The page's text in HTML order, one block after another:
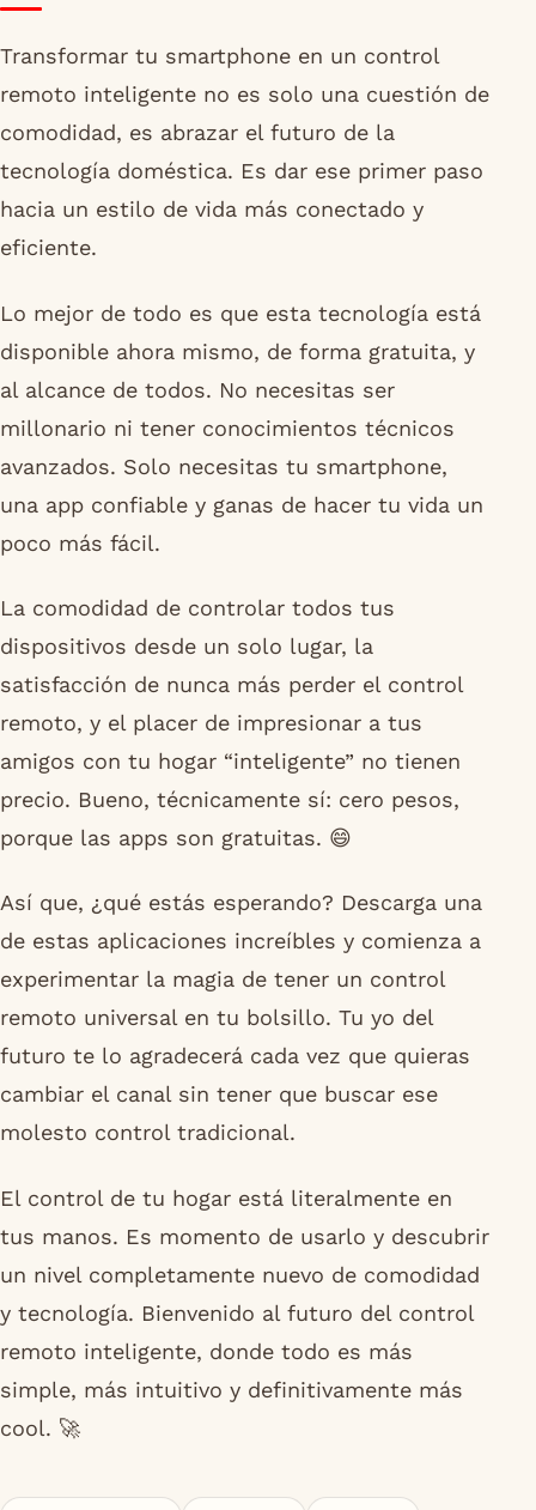
Transformar tu smartphone en un control
remoto inteligente no es solo una cuestión de
comodidad, es abrazar el futuro de la
tecnología doméstica. Es dar ese primer paso
hacia un estilo de vida más conectado y
eficiente.
Lo mejor de todo es que esta tecnología está
disponible ahora mismo, de forma gratuita, y
al alcance de todos. No necesitas ser
millonario ni tener conocimientos técnicos
avanzados. Solo necesitas tu smartphone,
una app confiable y ganas de hacer tu vida un
poco más fácil.
La comodidad de controlar todos tus
dispositivos desde un solo lugar, la
satisfacción de nunca más perder el control
remoto, y el placer de impresionar a tus
amigos con tu hogar “inteligente” no tienen
precio. Bueno, técnicamente sí: cero pesos,
porque las apps son gratuitas. 😄
Así que, ¿qué estás esperando? Descarga una
de estas aplicaciones increíbles y comienza a
experimentar la magia de tener un control
remoto universal en tu bolsillo. Tu yo del
futuro te lo agradecerá cada vez que quieras
cambiar el canal sin tener que buscar ese
molesto control tradicional.
El control de tu hogar está literalmente en
tus manos. Es momento de usarlo y descubrir
un nivel completamente nuevo de comodidad
y tecnología. Bienvenido al futuro del control
remoto inteligente, donde todo es más
simple, más intuitivo y definitivamente más
cool. 🚀